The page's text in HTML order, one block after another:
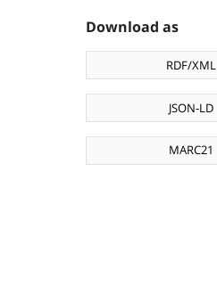
Download as
RDF/XML
JSON-LD
MARC21